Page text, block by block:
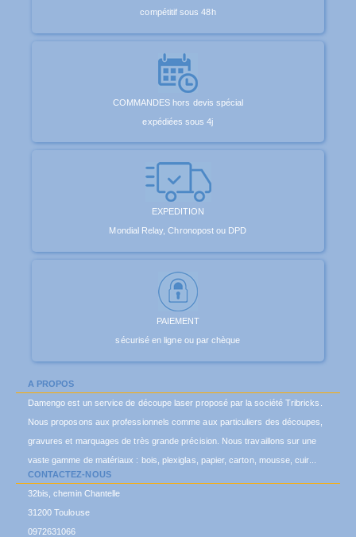
compétitif sous 48h
COMMANDES hors devis spécial
expédiées sous 4j
EXPEDITION
Mondial Relay, Chronopost ou DPD
PAIEMENT
sécurisé en ligne ou par chèque
A PROPOS
Damengo est un service de découpe laser proposé par la société Tribricks.
Nous proposons aux professionnels comme aux particuliers des découpes,
gravures et marquages de très grande précision. Nous travaillons sur une
vaste gamme de matériaux : bois, plexiglas, papier, carton, mousse, cuir...
CONTACTEZ-NOUS
32bis, chemin Chantelle
31200 Toulouse
0972631066